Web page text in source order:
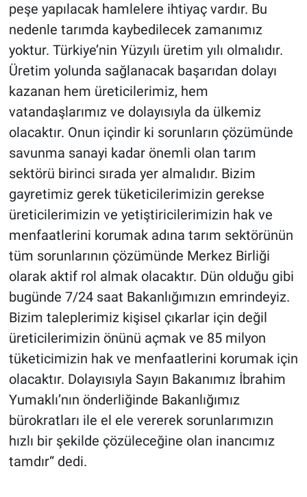
peşe yapılacak hamlelere ihtiyaç vardır. Bu
nedenle tarımda kaybedilecek zamanımız
yoktur. Türkiye’nin Yüzyılı üretim yılı olmalıdır.
Üretim yolunda sağlanacak başarıdan dolayı
kazanan hem üreticilerimiz, hem
vatandaşlarımız ve dolayısıyla da ülkemiz
olacaktır. Onun içindir ki sorunların çözümünde
savunma sanayi kadar önemli olan tarım
sektörü birinci sırada yer almalıdır. Bizim
gayretimiz gerek tüketicilerimizin gerekse
üreticilerimizin ve yetiştiricilerimizin hak ve
menfaatlerini korumak adına tarım sektörünün
tüm sorunlarının çözümünde Merkez Birliği
olarak aktif rol almak olacaktır. Dün olduğu gibi
bugünde 7/24 saat Bakanlığımızın emrindeyiz.
Bizim taleplerimiz kişisel çıkarlar için değil
üreticilerimizin önünü açmak ve 85 milyon
tüketicimizin hak ve menfaatlerini korumak için
olacaktır. Dolayısıyla Sayın Bakanımız İbrahim
Yumaklı’nın önderliğinde Bakanlığımız
bürokratları ile el ele vererek sorunlarımızın
hızlı bir şekilde çözüleceğine olan inancımız
tamdır“ dedi.